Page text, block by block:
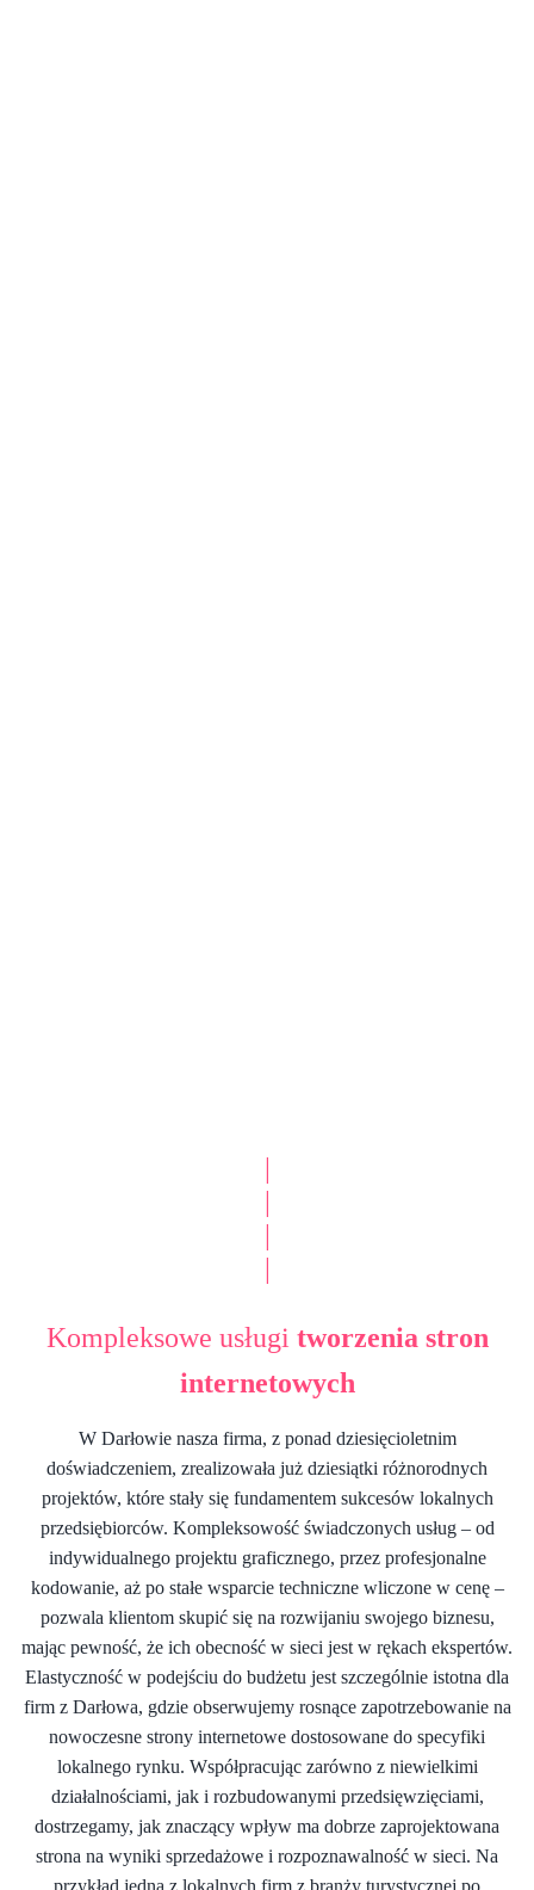
|
|
|
|
Kompleksowe usługi tworzenia stron
internetowych
W Darłowie nasza firma, z ponad dziesięcioletnim
doświadczeniem, zrealizowała już dziesiątki różnorodnych
projektów, które stały się fundamentem sukcesów lokalnych
przedsiębiorców. Kompleksowość świadczonych usług – od
indywidualnego projektu graficznego, przez profesjonalne
kodowanie, aż po stałe wsparcie techniczne wliczone w cenę –
pozwala klientom skupić się na rozwijaniu swojego biznesu,
mając pewność, że ich obecność w sieci jest w rękach ekspertów.
Elastyczność w podejściu do budżetu jest szczególnie istotna dla
firm z Darłowa, gdzie obserwujemy rosnące zapotrzebowanie na
nowoczesne strony internetowe dostosowane do specyfiki
lokalnego rynku. Współpracując zarówno z niewielkimi
działalnościami, jak i rozbudowanymi przedsięwzięciami,
dostrzegamy, jak znaczący wpływ ma dobrze zaprojektowana
strona na wyniki sprzedażowe i rozpoznawalność w sieci. Na
przykład jedna z lokalnych firm z branży turystycznej po